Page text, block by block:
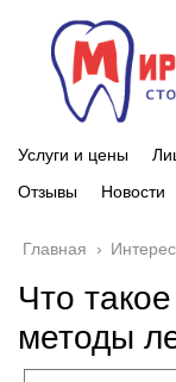
Услуги и цены
Отзывы
Новости
Главная ›
Что
методы